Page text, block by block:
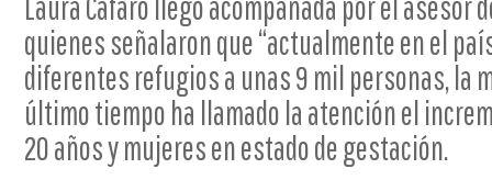
Laura Cafaro llegó acompañada por el asesor
quienes señalaron que “actualmente en el
diferentes refugios a unas 9 mil personas, la
último tiempo ha llamado la atención el
20 años y mujeres en estado de gestación.